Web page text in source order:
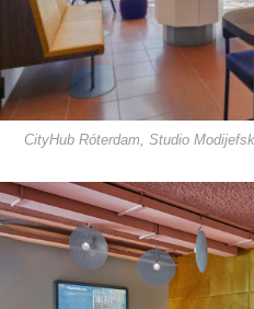
CityHub Róterdam, Studio